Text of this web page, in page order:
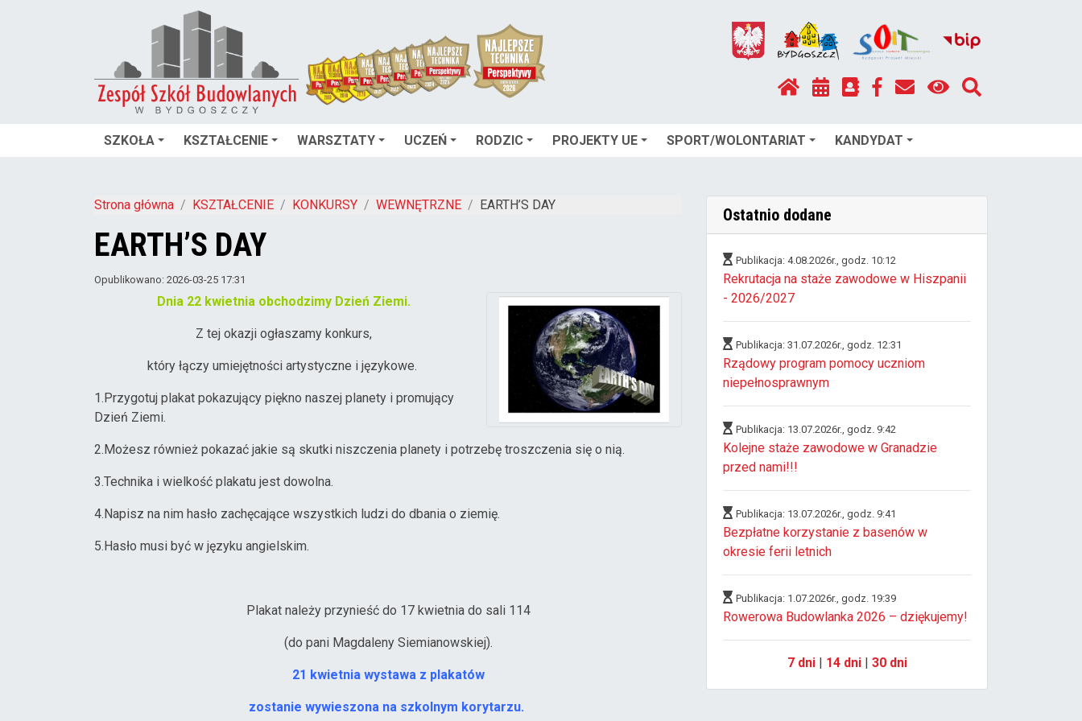
SZKOŁA KSZTAŁCENIE WARSZTATY UCZEŃ RODZIC PROJEKTY UE SPORT/WOLONTARIAT KANDYDAT
Strona główna KSZTAŁCENIE KONKURSY WEWNĘTRZNE EARTH’S DAY
EARTH’S DAY
Opublikowano: 2026-03-25 17:31
Dnia 22 kwietnia obchodzimy Dzień Ziemi.
Z tej okazji ogłaszamy konkurs,
który łączy umiejętności artystyczne i językowe.
1.Przygotuj plakat pokazujący piękno naszej planety i promujący
Dzień Ziemi.
2.Możesz również pokazać jakie są skutki niszczenia planety i potrzebę troszczenia się o nią.
3.Technika i wielkość plakatu jest dowolna.
4.Napisz na nim hasło zachęcające wszystkich ludzi do dbania o ziemię.
5.Hasło musi być w języku angielskim.
Plakat należy przynieść do 17 kwietnia do sali 114
(do pani Magdaleny Siemianowskiej).
21 kwietnia wystawa z plakatów
zostanie wywieszona na szkolnym korytarzu.
Ostatnio dodane
Publikacja: 4.08.2026r., godz. 10:12
Rekrutacja na staże zawodowe w Hiszpanii
- 2026/2027
Publikacja: 31.07.2026r., godz. 12:31
Rządowy program pomocy uczniom
niepełnosprawnym
Publikacja: 13.07.2026r., godz. 9:42
Kolejne staże zawodowe w Granadzie
przed nami!!!
Publikacja: 13.07.2026r., godz. 9:41
Bezpłatne korzystanie z basenów w
okresie ferii letnich
Publikacja: 1.07.2026r., godz. 19:39
Rowerowa Budowlanka 2026 – dziękujemy!
7 dni| 14 dni| 30 dni